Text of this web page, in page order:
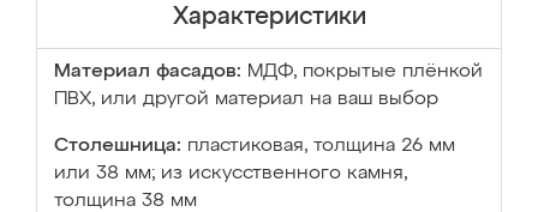
Характеристики
Материал фасадов: МДФ, покрытые плёнкой
ПВХ, или другой материал на ваш выбор
Столешница: пластиковая, толщина 26 мм
или 38 мм; из искусственного камня,
толщина 38 мм